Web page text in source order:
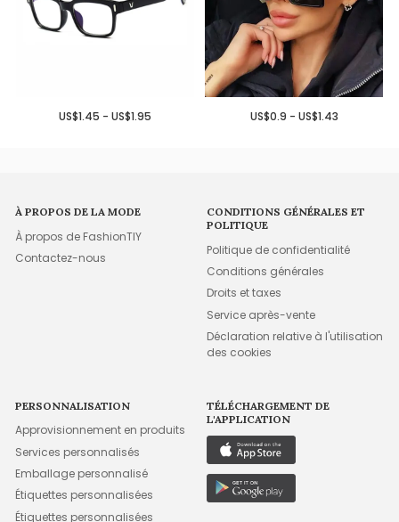
US$1.45 - US$1.95 US$0.9 - US$1.43
À PROPOS DE LA MODE
À propos de FashionTIY
Contactez-nous
CONDITIONS GÉNÉRALES ET
POLITIQUE
Politique de confidentialité
Conditions générales
Droits et taxes
Service après-vente
Déclaration relative à l'utilisation
des cookies
PERSONNALISATION
Approvisionnement en produits
Services personnalisés
Emballage personnalisé
Étiquettes personnalisées
Étiquettes personnalisées
TÉLÉCHARGEMENT DE
L'APPLICATION